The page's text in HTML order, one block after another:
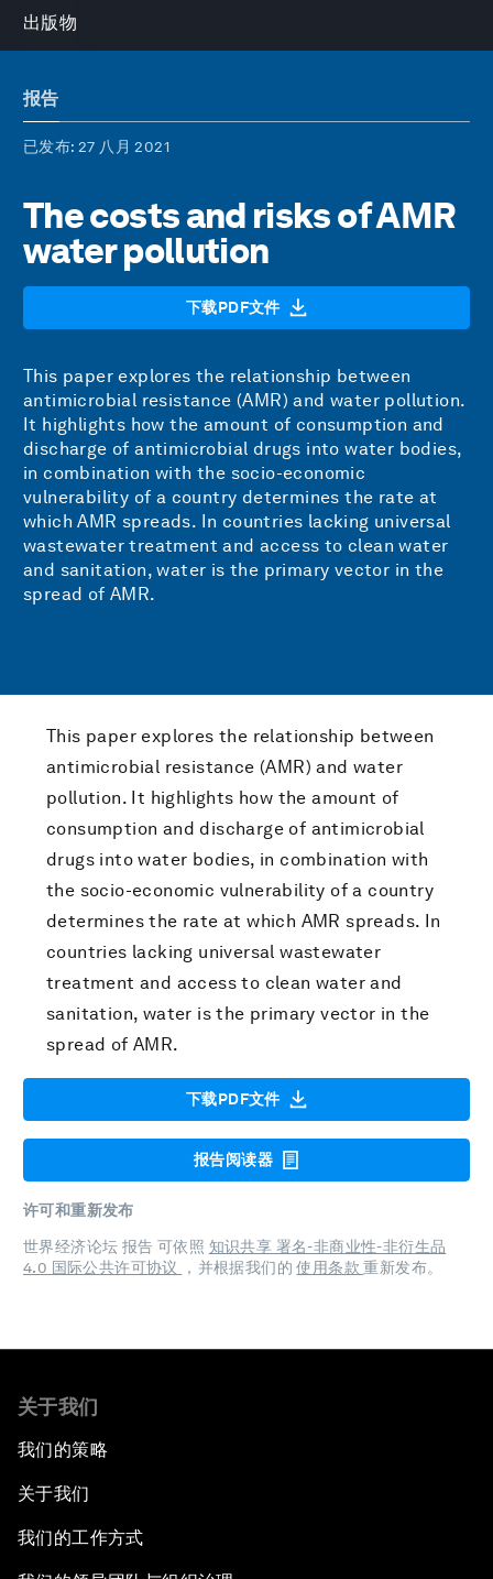
出版物
报告
已发布: 27 八月 2021
The costs and risks of AMR
water pollution
下载PDF文件
This paper explores the relationship between
antimicrobial resistance (AMR) and water pollution.
It highlights how the amount of consumption and
discharge of antimicrobial drugs into water bodies,
in combination with the socio-economic
vulnerability of a country determines the rate at
which AMR spreads. In countries lacking universal
wastewater treatment and access to clean water
and sanitation, water is the primary vector in the
spread of AMR.
This paper explores the relationship between
antimicrobial resistance (AMR) and water
pollution. It highlights how the amount of
consumption and discharge of antimicrobial
drugs into water bodies, in combination with
the socio-economic vulnerability of a country
determines the rate at which AMR spreads. In
countries lacking universal wastewater
treatment and access to clean water and
sanitation, water is the primary vector in the
spread of AMR.
下载PDF文件
报告阅读器
许可和重新发布
世界经济论坛 报告 可依照 知识共享 署名-非商业性-非衍生品
4.0 国际公共许可协议
，并根据我们的使用条款重新发布。
关于我们
我们的策略
关于我们
我们的工作方式